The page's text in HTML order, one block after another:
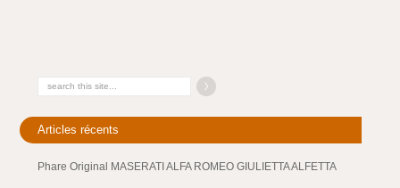
Articles récents
Phare Original MASERATI ALFA ROMEO GIULIETTA ALFETTA